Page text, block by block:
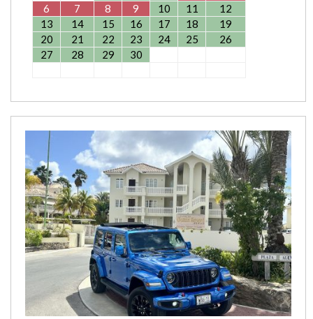
6 7 8 9 10 11
12
13
14 15 16 17 18
19
20
21 22 23 24 25
26
27
28 29 30